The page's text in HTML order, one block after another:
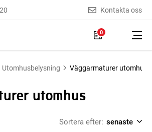
Kontakta oss
0
Utomhusbelysning Väggarmaturer utomhus
utomhus
Sortera efter: